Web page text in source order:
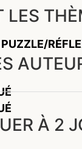
LES
À 2